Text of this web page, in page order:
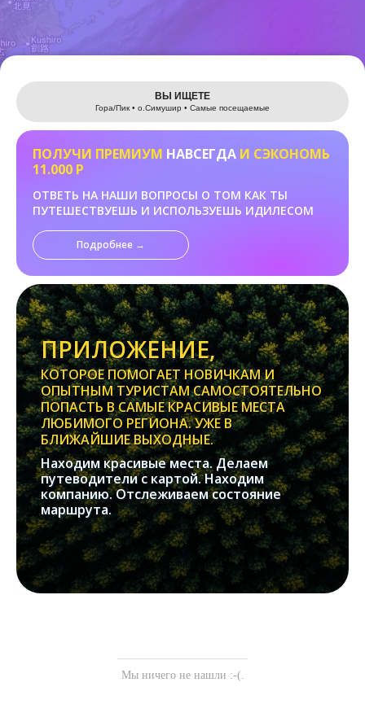
Leaflet
ВЫ ИЩЕТЕ
Гора/Пик • о.Cимушир • Самые посещаемые
ПОЛУЧИ ПРЕМИУМ НАВСЕГДА И СЭКОНОМЬ
11.000 Р
ОТВЕТЬ НА НАШИ ВОПРОСЫ О ТОМ КАК ТЫ
ПУТЕШЕСТВУЕШЬ И ИСПОЛЬЗУЕШЬ ИДИЛЕСОМ
Подробнее →
ПРИЛОЖЕНИЕ,
КОТОРОЕ ПОМОГАЕТ НОВИЧКАМ И
ОПЫТНЫМ ТУРИСТАМ САМОСТОЯТЕЛЬНО
ПОПАСТЬ В САМЫЕ КРАСИВЫЕ МЕСТА
ЛЮБИМОГО РЕГИОНА. УЖЕ В
БЛИЖАЙШИЕ ВЫХОДНЫЕ.
Находим красивые места. Делаем
путеводители с картой. Находим
компанию. Отслеживаем состояние
маршрута.
Мы ничего не нашли :-(.